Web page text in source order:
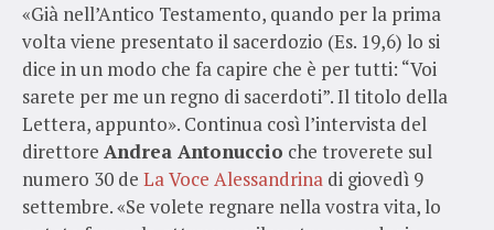
«Già nell’Antico Testamento, quando per la prima
volta viene presentato il sacerdozio (Es. 19,6) lo si
dice in un modo che fa capire che è per tutti: “Voi
sarete per me un regno di sacerdoti”. Il titolo della
Lettera, appunto». Continua così l’intervista del
direttore Andrea Antonuccio che troverete sul
numero 30 de La Voce Alessandrina di giovedì 9
settembre. «Se volete regnare nella vostra vita, lo